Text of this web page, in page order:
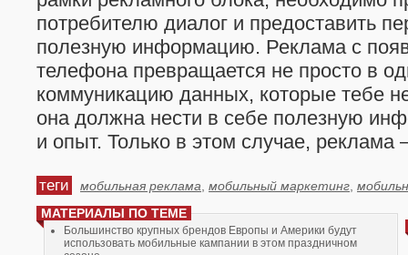
потребителю диалог и предоставить
полезную информацию. Реклама с
телефона превращается не просто в
коммуникацию данных, которые тебе
она должна нести в себе полезную
и опыт. Только в этом случае, реклама
теги мобильная реклама мобильный маркетинг
МАТЕРИАЛЫ ПО ТЕМЕ
Большинство крупных брендов Европы и Америки будут
использовать мобильные кампании в этом праздничном